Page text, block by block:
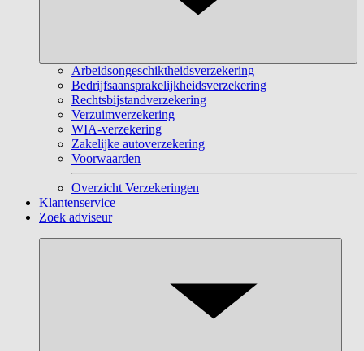
Arbeidsongeschiktheidsverzekering
Bedrijfsaansprakelijkheidsverzekering
Rechtsbijstandverzekering
Verzuimverzekering
WIA-verzekering
Zakelijke autoverzekering
Voorwaarden
Overzicht Verzekeringen
Klantenservice
Zoek adviseur